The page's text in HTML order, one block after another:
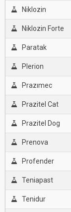
Niklozin
Niklozin Forte
Paratak
Plerion
Prazımec
Prazitel Cat
Prazitel Dog
Prenova
Profender
Teniapast
Tenidur